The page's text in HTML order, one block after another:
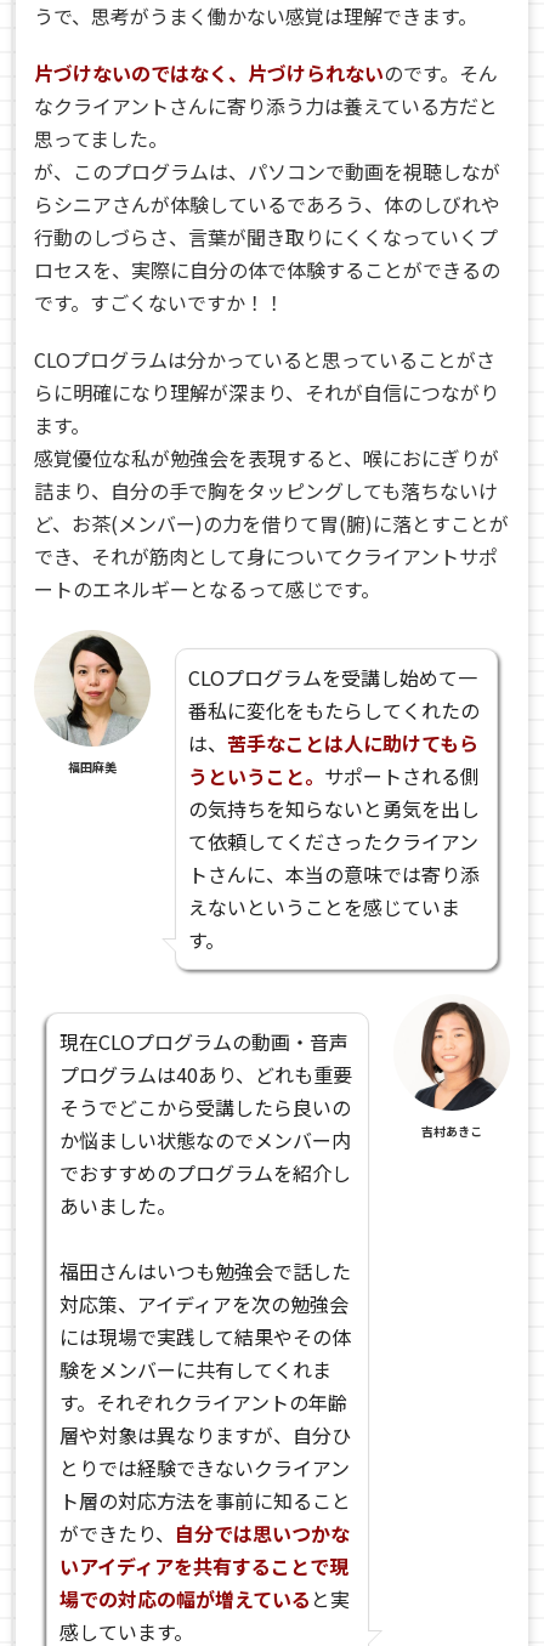
うで、思考がうまく働かない感覚は理解できます。
片づけないのではなく、片づけられないのです。そん
なクライアントさんに寄り添う力は養えている方だと
思ってました。
が、このプログラムは、パソコンで動画を視聴しなが
らシニアさんが体験しているであろう、体のしびれや
行動のしづらさ、言葉が聞き取りにくくなっていくプ
ロセスを、実際に自分の体で体験することができるの
です。すごくないですか！！
CLOプログラムは分かっていると思っていることがさ
らに明確になり理解が深まり、それが自信につながり
ます。
感覚優位な私が勉強会を表現すると、喉におにぎりが
詰まり、自分の手で胸をタッピングしても落ちないけ
ど、お茶(メンバー)の力を借りて胃(腑)に落とすことが
でき、それが筋肉として身についてクライアントサポ
ートのエネルギーとなるって感じです。
福田麻美
CLOプログラムを受講し始めて一
番私に変化をもたらしてくれたの
は、 苦手なことは人に助けてもら
うということ。 サポートされる側
の気持ちを知らないと勇気を出し
て依頼してくださったクライアン
トさんに、本当の意味では寄り添
えないということを感じていま
す。
現在CLOプログラムの動画・音声
プログラムは40あり、どれも重要
そうでどこから受講したら良いの
か悩ましい状態なのでメンバー内
でおすすめのプログラムを紹介し
あいました。
福田さんはいつも勉強会で話した
対応策、アイディアを次の勉強会
には現場で実践して結果やその体
験をメンバーに共有してくれま
す。それぞれクライアントの年齢
層や対象は異なりますが、自分ひ
とりでは経験できないクライアン
ト層の対応方法を事前に知ること
ができたり、 自分では思いつかな
いアイディアを共有することで現
場での対応の幅が増えている と実
感しています。
吉村あきこ